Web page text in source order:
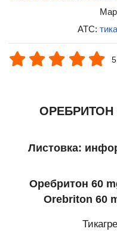
ATC:
ОРЕБРИТОН
Листовка:
Оребритон 60
Orebriton 60